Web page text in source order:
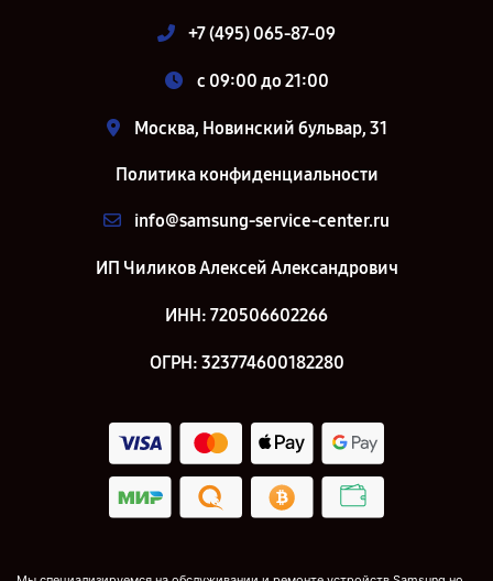
+7 (495) 065-87-09
c 09:00 до 21:00
Москва, Новинский бульвар, 31
Политика конфиденциальности
info@samsung-service-center.ru
ИП Чиликов Алексей Александрович
ИНН: 720506602266
ОГРН: 323774600182280